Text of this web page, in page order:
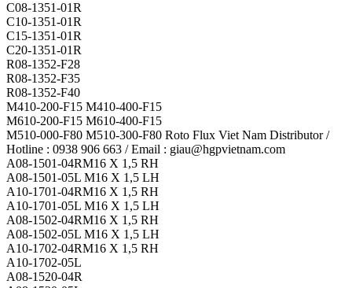
C08-1351-01R
C10-1351-01R
C15-1351-01R
C20-1351-01R
R08-1352-F28
R08-1352-F35
R08-1352-F40
M410-200-F15 M410-400-F15
M610-200-F15 M610-400-F15
M510-000-F80 M510-300-F80 Roto Flux Viet Nam Distributor /
Hotline : 0938 906 663 / Email : giau@hgpvietnam.com
A08-1501-04RM16 X 1,5 RH
A08-1501-05L M16 X 1,5 LH
A10-1701-04RM16 X 1,5 RH
A10-1701-05L M16 X 1,5 LH
A08-1502-04RM16 X 1,5 RH
A08-1502-05L M16 X 1,5 LH
A10-1702-04RM16 X 1,5 RH
A10-1702-05L
A08-1520-04R